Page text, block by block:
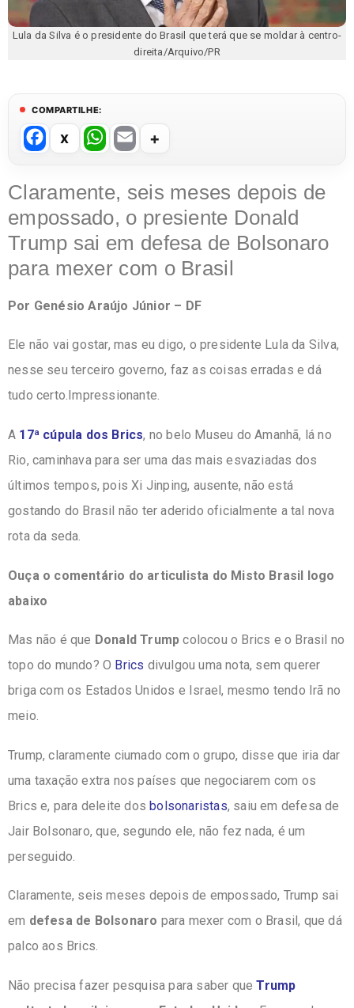
Lula da Silva é o presidente do Brasil que terá que se moldar à centro-
direita/Arquivo/PR
COMPARTILHE:
F
a
c
e
b
o
k
W
h
at
s
A
p
E
ail
Claramente, seis meses depois de
empossado, o presiente Donald
Trump sai em defesa de Bolsonaro
para mexer com o Brasil
Por Genésio Araújo Júnior – DF
Ele não vai gostar, mas eu digo, o presidente Lula da Silva,
nesse seu terceiro governo, faz as coisas erradas e dá
tudo certo. Impressionante.
A 17ª cúpula dos Brics, no belo Museu do Amanhã, lá no
Rio, caminhava para ser uma das mais esvaziadas dos
últimos tempos, pois Xi Jinping, ausente, não está
gostando do Brasil não ter aderido oficialmente a tal nova
rota da seda.
Ouça o comentário do articulista do Misto Brasil logo
abaixo
Mas não é que Donald Trump colocou o Brics e o Brasil no
topo do mundo? O Brics divulgou uma nota, sem querer
briga com os Estados Unidos e Israel, mesmo tendo Irã no
meio.
Trump, claramente ciumado com o grupo, disse que iria dar
uma taxação extra nos países que negociarem com os
Brics e, para deleite dosbolsonaristas, saiu em defesa de
Jair Bolsonaro, que, segundo ele, não fez nada, é um
perseguido.
Claramente, seis meses depois de empossado, Trump sai
em defesa de Bolsonaro para mexer com o Brasil, que dá
palco aos Brics.
Não precisa fazer pesquisa para saber queTrump